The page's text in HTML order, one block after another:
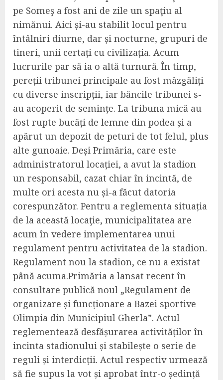
pe Someş a fost ani de zile un spaţiu al
nimănui. Aici și-au stabilit locul pentru
întâlniri diurne, dar și nocturne, grupuri de
tineri, unii certați cu civilizația. Acum
lucrurile par să ia o altă turnură. În timp,
pereții tribunei principale au fost mâzgăliți
cu diverse inscripții, iar băncile tribunei s-
au acoperit de semințe. La tribuna mică au
fost rupte bucăți de lemne din podea și a
apărut un depozit de peturi de tot felul, plus
alte gunoaie. Deși Primăria, care este
administratorul locației, a avut la stadion
un responsabil, cazat chiar în incintă, de
multe ori acesta nu și-a făcut datoria
corespunzător. Pentru a reglementa situația
de la această locaţie, municipalitatea are
acum în vedere implementarea unui
regulament pentru activitatea de la stadion.
Regulament nou la stadion, ce nu a existat
până acuma.Primăria a lansat recent în
consultare publică noul „Regulament de
organizare și funcționare a Bazei sportive
Olimpia din Municipiul Gherla”. Actul
reglementează desfășurarea activităților în
incinta stadionului și stabilește o serie de
reguli și interdicții. Actul respectiv urmează
să fie supus la vot și aprobat într-o ședință